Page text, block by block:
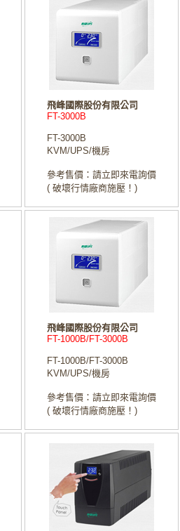
飛峰國際股份有限公司
FT-3000B
FT-3000B
KVM/UPS/機房
參考售價：請立即來電詢價
( 破壞行情廠商施壓！)
飛峰國際股份有限公司
FT-1000B/FT-3000B
FT-1000B/FT-3000B
KVM/UPS/機房
參考售價：請立即來電詢價
( 破壞行情廠商施壓！)